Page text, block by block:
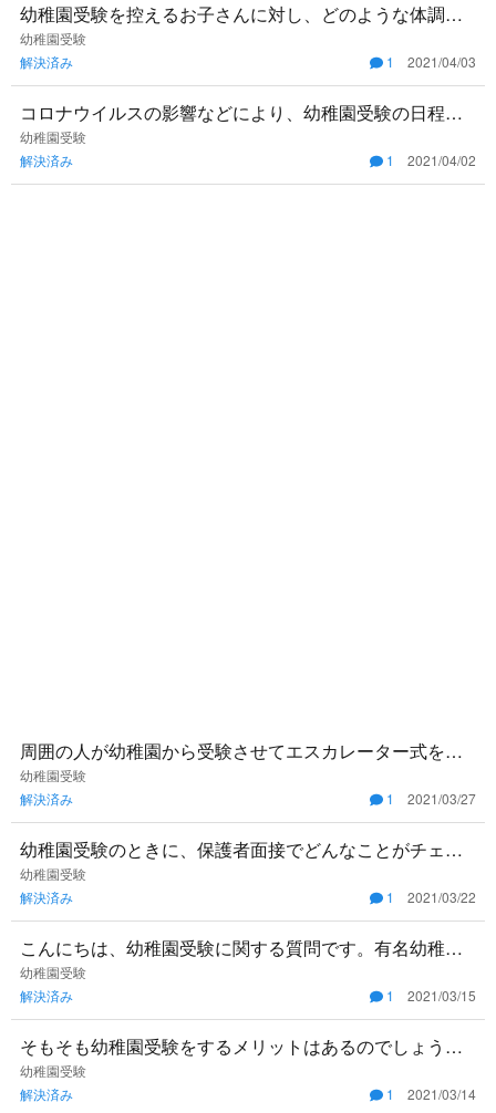
幼稚園受験を控えるお子さんに対し、どのような体調管
理を行っていますか？
幼稚園受験
解決済み
1 2021/04/03
コロナウイルスの影響などにより、幼稚園受験の日程に
ついても延期になるなどしているのでしょうか？
幼稚園受験
解決済み
1 2021/04/02
周囲の人が幼稚園から受験させてエスカレーター式を狙
うようですが、周りに流されて受験させた方が子供のた
めなのでしょうか？エ
幼稚園受験
解決済み
1 2021/03/27
幼稚園受験のときに、保護者面接でどんなことがチェッ
クされるのでしょうか。 #片親 #幼稚園面接 #服装
幼稚園受験
解決済み
1 2021/03/22
こんにちは、幼稚園受験に関する質問です。有名幼稚園
には受験資格のようなものはあるのでしょうか？ ＃今か
ら幼稚園
幼稚園受験
解決済み
1 2021/03/15
そもそも幼稚園受験をするメリットはあるのでしょう
か。幼稚園受験をする上でのコストに対して得るものは
それ以上のものになるの
幼稚園受験
解決済み
1 2021/03/14